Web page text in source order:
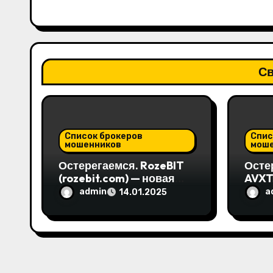
Список брокеров
мошенников
Остерегаемся. RozeBIT
(rozebit.com) — новая
криптовалютная биржа
от жуликов. Как вернуть
деньги. Отзывы
пользователей
admin 14.01.2025